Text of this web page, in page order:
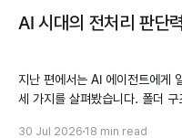
AI 시대의 전처리 판단
지난 편에서는 AI 에이전트에게
세 가지를 살펴봤습니다. 폴더
30 Jul 2026 18 min read